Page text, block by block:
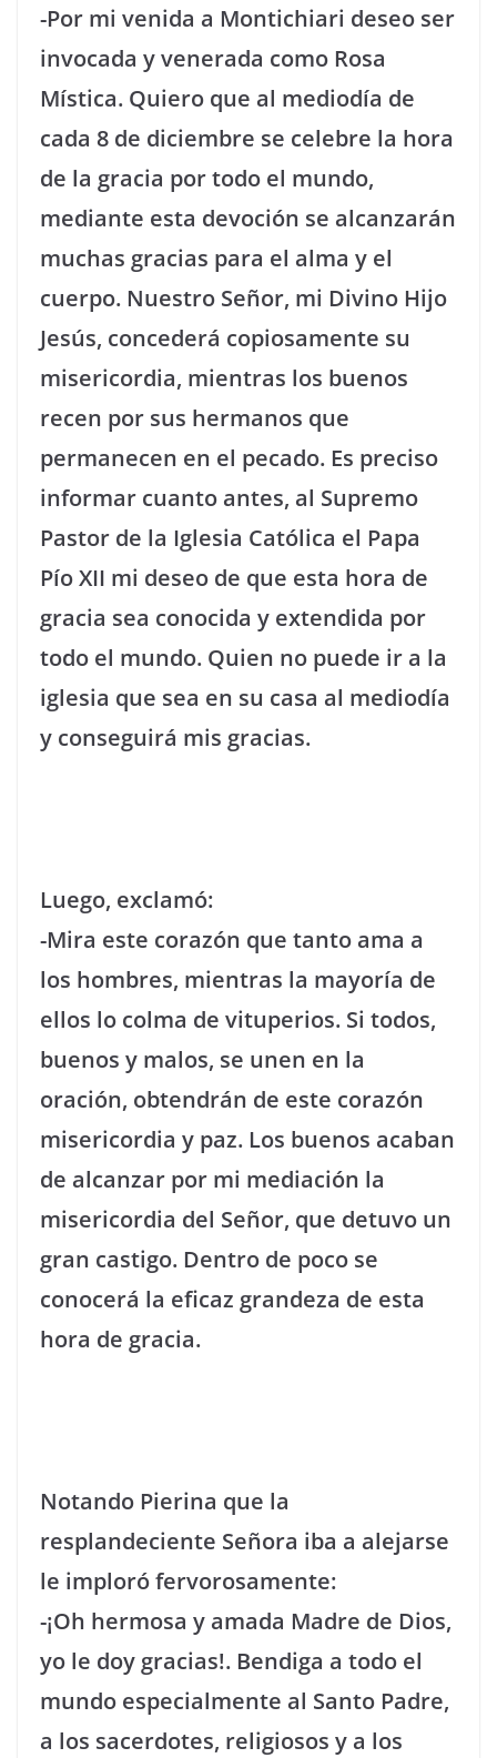
-Por mi venida a Montichiari deseo ser
invocada y venerada como Rosa
Mística. Quiero que al mediodía de
cada 8 de diciembre se celebre la hora
de la gracia por todo el mundo,
mediante esta devoción se alcanzarán
muchas gracias para el alma y el
cuerpo. Nuestro Señor, mi Divino Hijo
Jesús, concederá copiosamente su
misericordia, mientras los buenos
recen por sus hermanos que
permanecen en el pecado. Es preciso
informar cuanto antes, al Supremo
Pastor de la Iglesia Católica el Papa
Pío XII mi deseo de que esta hora de
gracia sea conocida y extendida por
todo el mundo. Quien no puede ir a la
iglesia que sea en su casa al mediodía
y conseguirá mis gracias.
Luego, exclamó:
-Mira este corazón que tanto ama a
los hombres, mientras la mayoría de
ellos lo colma de vituperios. Si todos,
buenos y malos, se unen en la
oración, obtendrán de este corazón
misericordia y paz. Los buenos acaban
de alcanzar por mi mediación la
misericordia del Señor, que detuvo un
gran castigo. Dentro de poco se
conocerá la eficaz grandeza de esta
hora de gracia.
Notando Pierina que la
resplandeciente Señora iba a alejarse
le imploró fervorosamente:
-¡Oh hermosa y amada Madre de Dios,
yo le doy gracias!. Bendiga a todo el
mundo especialmente al Santo Padre,
a los sacerdotes, religiosos y a los